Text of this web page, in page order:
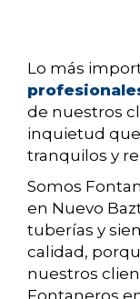
Lo más
de nuestros
inquietud
tranquilos y
Somos
en Nuevo
tuberías y
calidad,
nuestros